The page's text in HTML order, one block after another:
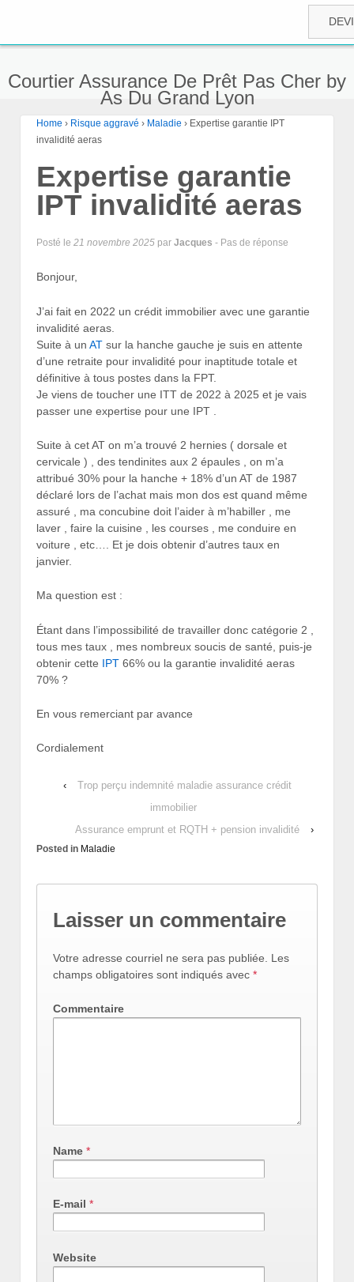
Courtier Assurance De Prêt Pas Cher by
As Du Grand Lyon
Home › Risque aggravé › Maladie › Expertise garantie IPT
invalidité aeras
Expertise garantie
IPT invalidité aeras
Posté le 21 novembre 2025 par Jacques - Pas de réponse
Bonjour,
J’ai fait en 2022 un crédit immobilier avec une garantie
invalidité aeras.
Suite à un AT sur la hanche gauche je suis en attente
d’une retraite pour invalidité pour inaptitude totale et
définitive à tous postes dans la FPT.
Je viens de toucher une ITT de 2022 à 2025 et je vais
passer une expertise pour une IPT .
Suite à cet AT on m’a trouvé 2 hernies ( dorsale et
cervicale ) , des tendinites aux 2 épaules , on m’a
attribué 30% pour la hanche + 18% d’un AT de 1987
déclaré lors de l’achat mais mon dos est quand même
assuré , ma concubine doit l’aider à m’habiller , me
laver , faire la cuisine , les courses , me conduire en
voiture , etc…. Et je dois obtenir d’autres taux en
janvier.
Ma question est :
Étant dans l’impossibilité de travailler donc catégorie 2 ,
tous mes taux , mes nombreux soucis de santé, puis-je
obtenir cette IPT 66% ou la garantie invalidité aeras
70% ?
En vous remerciant par avance
Cordialement
‹
Trop perçu indemnité maladie assurance crédit
immobilier
Assurance emprunt et RQTH + pension invalidité
›
Posted in Maladie
Laisser un commentaire
Votre adresse courriel ne sera pas publiée.
Les
champs obligatoires sont indiqués avec *
Commentaire
Name *
E-mail *
Website